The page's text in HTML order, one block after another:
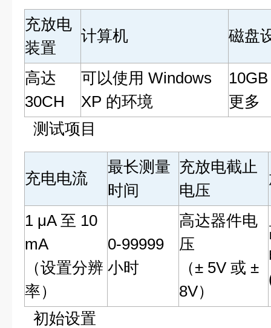
充放电
装置
计算机 磁盘
高达
30CH
可以使用 Windows
XP 的环境
更多
测试项目
充电电流
最长测量
时间
充放电截止
电压
1 μA 至 10
mA
（设置分辨
率）
0-99999
小时
高达器件电
压
（± 5V 或 ±
8V）
初始设置